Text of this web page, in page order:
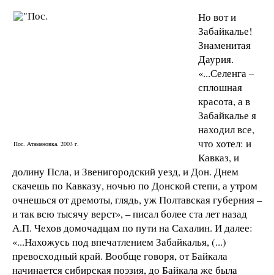
Пос. Атамановка. 2003 г.
Но вот и
Забайкалье!
Знаменитая
Даурия.
«...Селенга –
сплошная
красота, а в
Забайкалье я
находил все,
что хотел: и
Кавказ, и
долину Псла, и Звенигородский уезд, и Дон. Днем
скачешь по Кавказу, ночью по Донской степи, а утром
очнешься от дремоты, глядь, уж Полтавская губерния –
и так всю тысячу верст», – писал более ста лет назад
А.П. Чехов домочадцам по пути на Сахалин. И далее:
«...Нахожусь под впечатлением Забайкалья, (...)
превосходный край. Вообще говоря, от Байкала
начинается сибирская поэзия, до Байкала же была